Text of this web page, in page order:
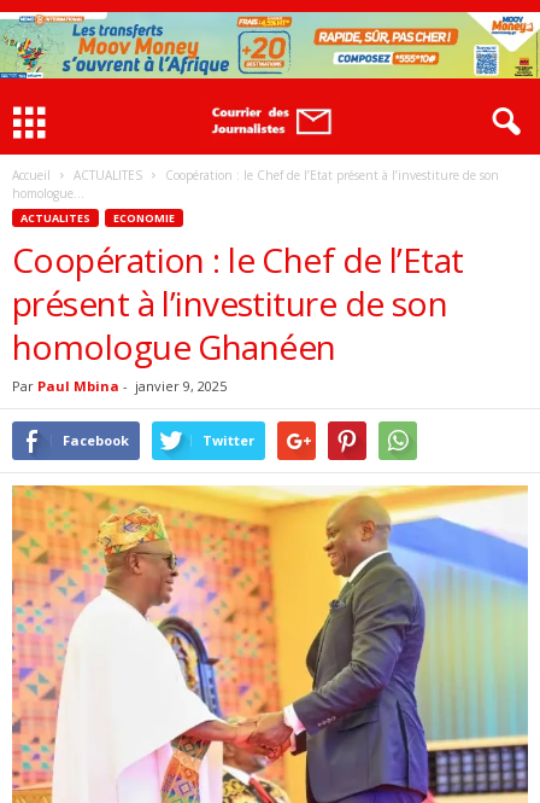
Accueil ACTUALITES
Coopération : le Chef de l’Etat présent à l’investiture de son
homologue...
ACTUALITES ECONOMIE
Coopération : le Chef de l’Etat
présent à l’investiture de son
homologue Ghanéen
Par Paul Mbina - janvier 9, 2025
Facebook Twitter